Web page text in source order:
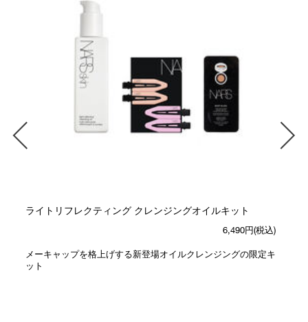
ライトリフレクティング クレンジングオイルキット
6,490円(税込)
メーキャップを格上げする新登場オイルクレンジングの限定キ
ット